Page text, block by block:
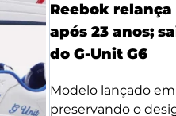
Reebok
após 23 anos;
do G-Unit G6
Modelo lançado
preservando o